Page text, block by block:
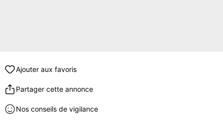
Ajouter aux favoris
Partager cette annonce
Nos conseils de vigilance